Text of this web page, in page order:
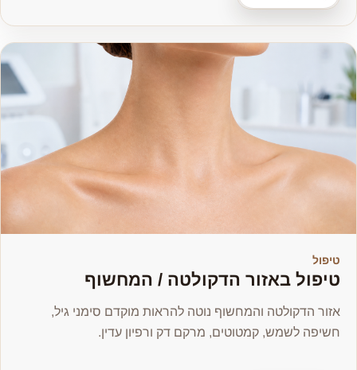
טיפול
טיפול באזור הדקולטה / המחשוף
אזור הדקולטה והמחשוף נוטה להראות מוקדם סימני גיל,
חשיפה לשמש, קמטוטים, מרקם דק ורפיון עדין.